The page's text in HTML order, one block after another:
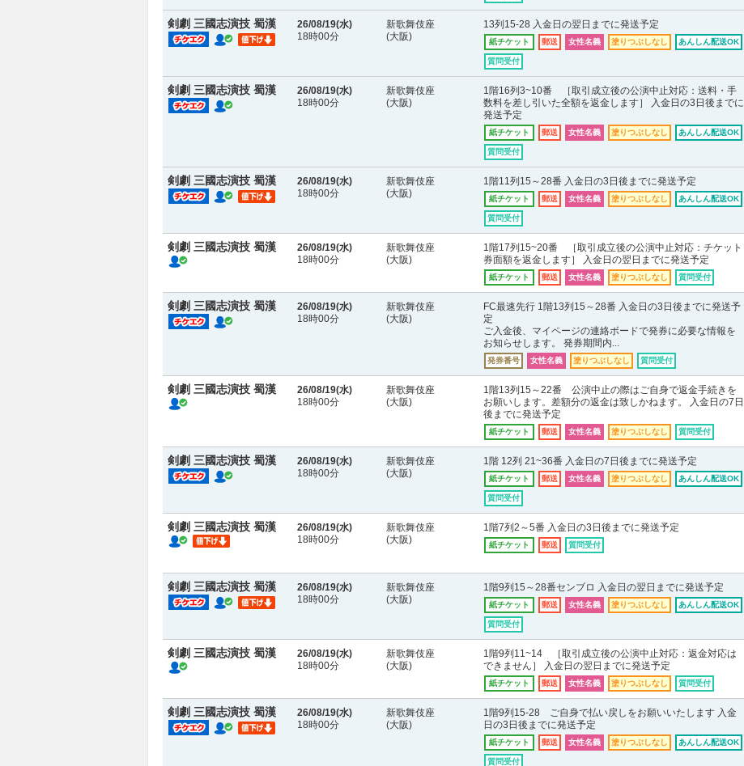
剣劇 三國志演技 蜀漢 26/08/19(水)
18時00分
新歌舞伎座
(大阪)
13列15-28 入金日の翌日までに発送予定
紙チケット 郵送 女性名義 塗りつぶしなし あんしん配送OK
質問受付
剣劇 三國志演技 蜀漢 26/08/19(水)
18時00分
新歌舞伎座
(大阪)
1階16列3~10番 ［取引成立後の公演中止対応：送料・手
数料を差し引いた全額を返金します］ 入金日の3日後までに
発送予定
紙チケット 郵送 女性名義 塗りつぶしなし あんしん配送OK
質問受付
剣劇 三國志演技 蜀漢 26/08/19(水)
18時00分
新歌舞伎座
(大阪)
1階11列15～28番 入金日の3日後までに発送予定
紙チケット 郵送 女性名義 塗りつぶしなし あんしん配送OK
質問受付
剣劇 三國志演技 蜀漢 26/08/19(水)
18時00分
新歌舞伎座
(大阪)
1階17列15~20番 ［取引成立後の公演中止対応：チケット
券面額を返金します］ 入金日の翌日までに発送予定
紙チケット 郵送 女性名義 塗りつぶしなし 質問受付
剣劇 三國志演技 蜀漢 26/08/19(水)
18時00分
新歌舞伎座
(大阪)
FC最速先行 1階13列15～28番 入金日の3日後までに発送予
定
ご入金後、マイページの連絡ボードで発券に必要な情報を
お知らせします。 発券期間内...
発券番号 女性名義 塗りつぶしなし 質問受付
剣劇 三國志演技 蜀漢 26/08/19(水)
18時00分
新歌舞伎座
(大阪)
1階13列15～22番 公演中止の際はご自身で返金手続きを
お願いします。差額分の返金は致しかねます。 入金日の7日
後までに発送予定
紙チケット 郵送 女性名義 塗りつぶしなし 質問受付
剣劇 三國志演技 蜀漢 26/08/19(水)
18時00分
新歌舞伎座
(大阪)
1階 12列 21~36番 入金日の7日後までに発送予定
紙チケット 郵送 女性名義 塗りつぶしなし あんしん配送OK
質問受付
剣劇 三國志演技 蜀漢 26/08/19(水)
18時00分
新歌舞伎座
(大阪)
1階7列2～5番 入金日の3日後までに発送予定
紙チケット 郵送 質問受付
剣劇 三國志演技 蜀漢 26/08/19(水)
18時00分
新歌舞伎座
(大阪)
1階9列15～28番センブロ 入金日の翌日までに発送予定
紙チケット 郵送 女性名義 塗りつぶしなし あんしん配送OK
質問受付
剣劇 三國志演技 蜀漢 26/08/19(水)
18時00分
新歌舞伎座
(大阪)
1階9列11~14 ［取引成立後の公演中止対応：返金対応は
できません］ 入金日の翌日までに発送予定
紙チケット 郵送 女性名義 塗りつぶしなし 質問受付
剣劇 三國志演技 蜀漢 26/08/19(水)
18時00分
新歌舞伎座
(大阪)
1階9列15-28 ご自身で払い戻しをお願いいたします 入金
日の3日後までに発送予定
紙チケット 郵送 女性名義 塗りつぶしなし あんしん配送OK
質問受付